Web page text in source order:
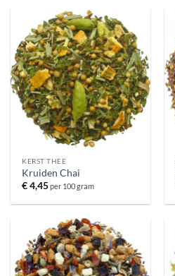
KERST THEE
Kruiden Chai
€4,45per 100 gram